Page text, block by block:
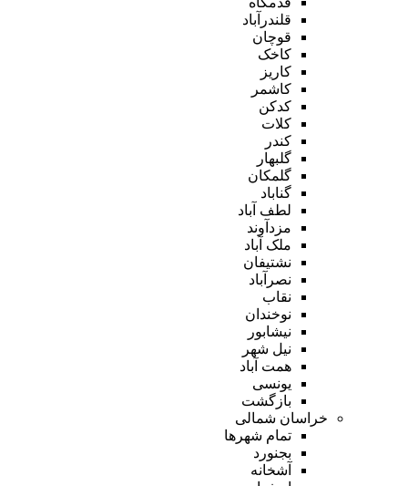
قلندرآباد
قوچان
کاخک
کاریز
کاشمر
کدکن
کلات
کندر
گلبهار
گلمکان
گناباد
لطف آباد
مزدآوند
ملک آباد
نشتیفان
نصرآباد
نقاب
نوخندان
نیشابور
نیل شهر
همت آباد
یونسی
بازگشت
خراسان شمالی
تمام شهر‌ها
بجنورد
آشخانه